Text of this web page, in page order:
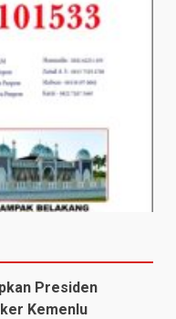
Presiden
Kemenlu